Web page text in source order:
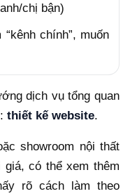
chị bận)
chính”, muốn
dịch vụ tổng quan
thiết kế website.
showroom nội thất
có thể xem thêm
rõ cách làm theo